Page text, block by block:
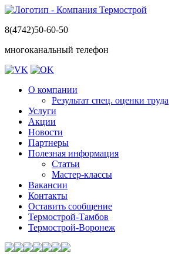
8(4742)50-60-50
многоканальный телефон
О компании
Результат спец. оценки труда
Услуги
Акции
Новости
Партнеры
Полезная информация
Статьи
Мастер-классы
Вакансии
Контакты
Оставить сообщение
Термострой-Тамбов
Термострой-Воронеж